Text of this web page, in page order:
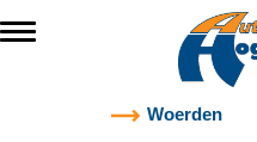
Woerden